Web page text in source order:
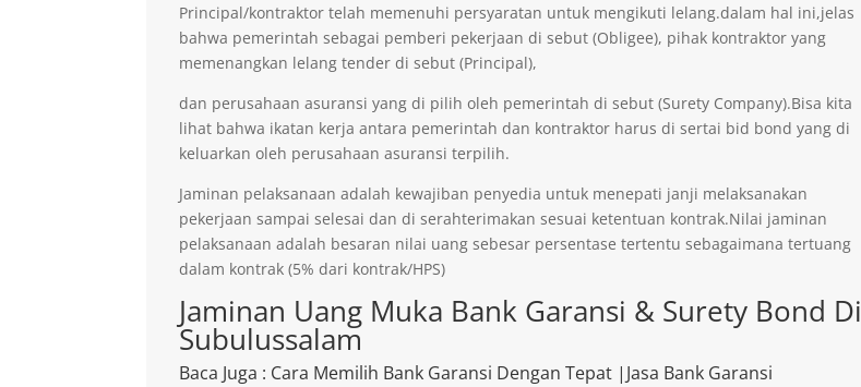
Principal/kontraktor telah memenuhi persyaratan untuk mengikuti lelang.dalam hal ini,jelas
bahwa pemerintah sebagai pemberi pekerjaan di sebut (Obligee), pihak kontraktor yang
memenangkan lelang tender di sebut (Principal),
dan perusahaan asuransi yang di pilih oleh pemerintah di sebut (Surety Company).Bisa kita
lihat bahwa ikatan kerja antara pemerintah dan kontraktor harus di sertai bid bond yang di
keluarkan oleh perusahaan asuransi terpilih.
Jaminan pelaksanaan adalah kewajiban penyedia untuk menepati janji melaksanakan
pekerjaan sampai selesai dan di serahterimakan sesuai ketentuan kontrak.Nilai jaminan
pelaksanaan adalah besaran nilai uang sebesar persentase tertentu sebagaimana tertuang
dalam kontrak (5% dari kontrak/HPS)
Jaminan Uang Muka Bank Garansi & Surety Bond Di
Subulussalam
Baca Juga : Cara Memilih Bank Garansi Dengan Tepat |Jasa Bank Garansi